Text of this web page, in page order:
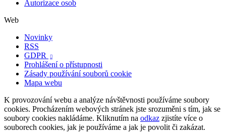
Autorizace osob
Web
Novinky
RSS
GDPR

Prohlášení o přístupnosti
Zásady používání souborů cookie
Mapa webu
K provozování webu a analýze návštěvnosti používáme soubory
cookies. Procházením webových stránek jste srozuměni s tím, jak se
soubory cookies nakládáme. Kliknutím na odkaz zjistíte více o
souborech cookies, jak je používáme a jak je povolit či zakázat.